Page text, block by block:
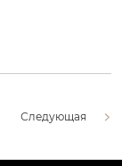
Следующая